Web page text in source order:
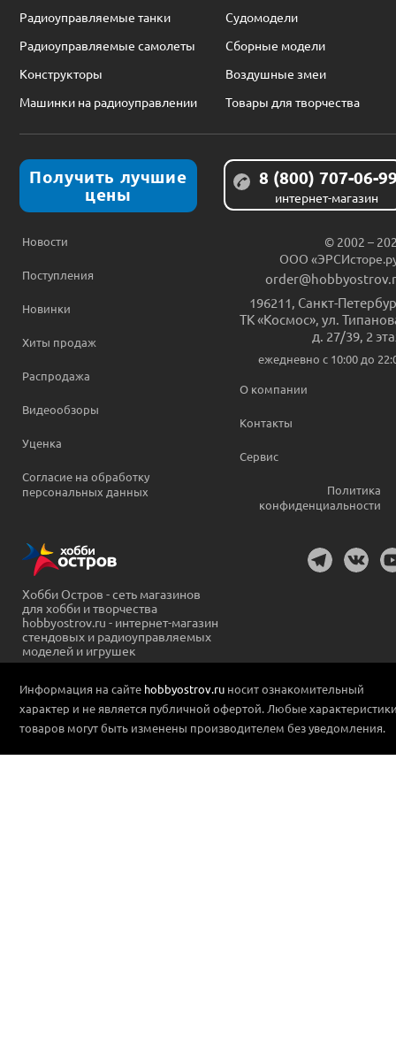
Радиоуправляемые танки
Судомодели
Радиоуправляемые самолеты
Сборные модели
Конструкторы
Воздушные змеи
Машинки на радиоуправлении
Товары для творчества
Получить лучшие
цены
8 (800) 707-06-
интернет-магазин
Новости
Поступления
Новинки
Хиты продаж
Распродажа
Видеообзоры
Уценка
Согласие на обработку
персональных данных
© 2002 –
ООО
196211 Санкт-
ТК «Космос», ул.
д. 27/39, 2
ежедневно c 10:00 до
О компании
Контакты
Сервис
Политика
конфиденциальности
Хобби Остров - сеть магазинов
для хобби и творчества
hobbyostrov.ru - интернет-магазин
стендовых и радиоуправляемых
моделей и игрушек
Информация на сайте hobbyostrov.ru носит ознакомительный
характер и не является публичной офертой. Любые
товаров могут быть изменены производителем без уведомления.